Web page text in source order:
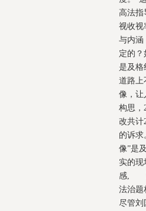
高法指
视收
与内涵
定的
是及
道路上
像，
构思，
改共计
的诉
像”是
实的
感, 还
法治题
尽管刘